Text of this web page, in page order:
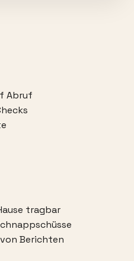
Abruf
tragbar
Berichten